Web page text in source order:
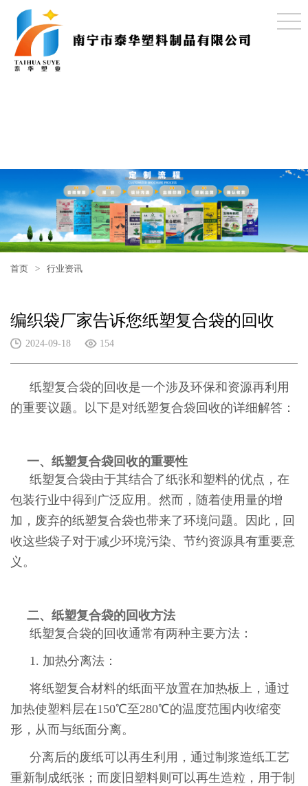
首页 > 行业资讯
编织袋厂家告诉您纸塑复合袋的回收
2024-09-18 154
纸塑复合袋的回收是一个涉及环保和资源再利用
的重要议题。以下是对纸塑复合袋回收的详细解答：
一、纸塑复合袋回收的重要性
纸塑复合袋由于其结合了纸张和塑料的优点，在
包装行业中得到广泛应用。然而，随着使用量的增
加，废弃的纸塑复合袋也带来了环境问题。因此，回
收这些袋子对于减少环境污染、节约资源具有重要意
义。
二、纸塑复合袋的回收方法
纸塑复合袋的回收通常有两种主要方法：
1. 加热分离法：
将纸塑复合材料的纸面平放置在加热板上，通过
加热使塑料层在150℃至280℃的温度范围内收缩变
形，从而与纸面分离。
分离后的废纸可以再生利用，通过制浆造纸工艺
重新制成纸张；而废旧塑料则可以再生造粒，用于制